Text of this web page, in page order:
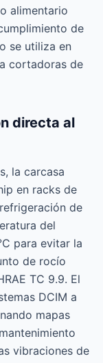
alimentario
de
se utiliza en
cortadoras de
directa al
la carcasa
en racks de
de
del
para evitar la
de rocío
TC 9.9. El
DCIM a
mapas
vibraciones de